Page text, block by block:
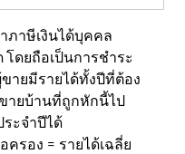
าษีเงินได้บุคคล
ดยถือเป็นการชำระ
ายมีรายได้ทั้งปีที่ต้อง
ายบ้านที่ถูกหักนี้ไป
ะจำปีได้
รอง = รายได้เฉลี่ย